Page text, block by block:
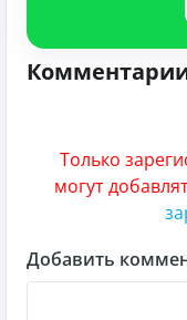
Только
могут
Добавить